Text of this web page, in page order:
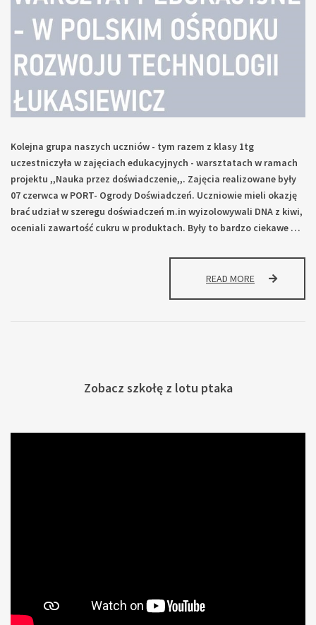
Kolejna grupa naszych uczniów - tym razem z klasy 1tg
uczestniczyła w zajęciach edukacyjnych - warsztatach w ramach
projektu ,,Nauka przez doświadczenie,,. Zajęcia realizowane były
07 czerwca w PORT- Ogrody Doświadczeń. Uczniowie mieli okazję
brać udział w szeregu doświadczeń m.in wyizolowywali DNA z kiwi,
oceniali zawartość cukru w produktach. Były to bardzo ciekawe …
READ MORE WARSZTATY
Zobacz szkołę z lotu ptaka